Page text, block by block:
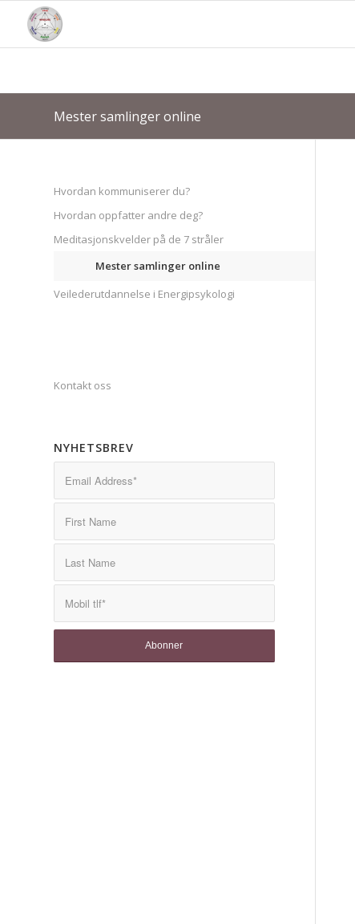
Mester samlinger online
Hvordan kommuniserer du?
Hvordan oppfatter andre deg?
Meditasjonskvelder på de 7 stråler
Mester samlinger online
Veilederutdannelse i Energipsykologi
Kontakt oss
NYHETSBREV